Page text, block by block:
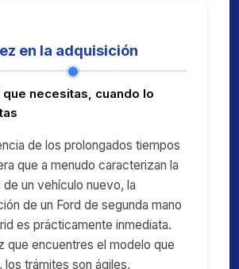
en la adquisición
que necesitas, cuando lo
de los prolongados tiempos
que a menudo caracterizan la
un vehículo nuevo, la
de un Ford de segunda mano
es prácticamente inmediata.
que encuentres el modelo que
los trámites son ágiles,